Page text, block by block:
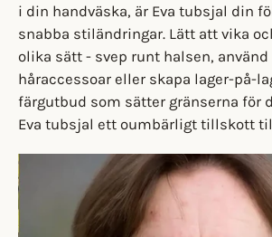
i din handväska, är Eva tubsjal din
snabba stiländringar. Lätt att vika
olika sätt - svep runt halsen, använd
håraccessoar eller skapa lager-på-
färgutbud som sätter gränserna för
Eva tubsjal ett oumbärligt tillskott